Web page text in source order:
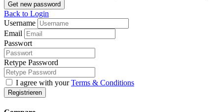
Get new password
Back to Login
Username
Email
Passwort
Retype Password
I agree with yourTerms & Conditions
Registrieren